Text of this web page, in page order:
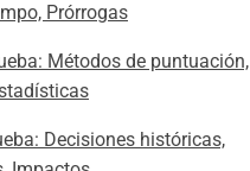
Prórrogas
Métodos de puntuación,
Decisiones históricas,